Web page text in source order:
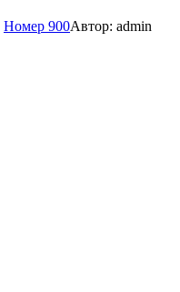
Номер 900Автор: admin